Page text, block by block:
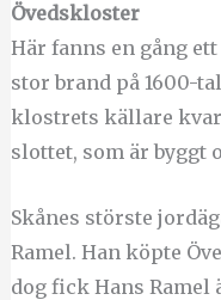
Övedskloster
Här fanns en gång
stor brand på 1600-
klostrets källare
slottet, som är byggt
Skånes störste
Ramel. Han köpte
dog fick Hans